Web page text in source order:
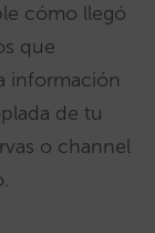
cómo llegó
que
información
de tu
o channel